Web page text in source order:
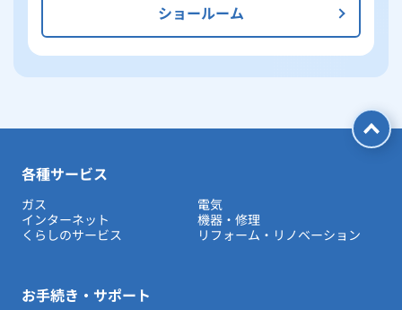
ショールーム
各種サービス
ガス
電気
インターネット
機器・修理
くらしのサービス
リフォーム・リノベーション
お手続き・サポート